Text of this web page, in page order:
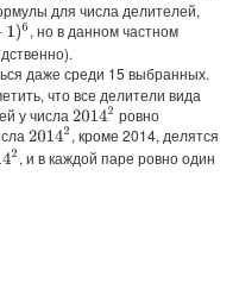
для числа делителей,
) 6
, но в данном частном
даже среди 15 выбранных.
что все делители вида
у числа 20142 ровно
20142, кроме 2014, делятся
2, и в каждой паре ровно один